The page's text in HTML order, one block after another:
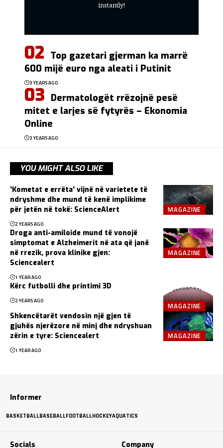
instantly!
Top gazetari gjerman ka marrë
600 mijë euro nga aleati i Putinit
3 YEARS AGO
Dermatologët rrëzojnë pesë
mitet e larjes së fytyrës – Ekonomia
Online
3 YEARS AGO
YOU MIGHT ALSO LIKE
MAGAZINE
'Kometat e errëta' vijnë në varietete të
ndryshme dhe mund të kenë implikime
për jetën në tokë: ScienceAlert
2 YEARS AGO
MAGAZINE
Droga anti-amiloide mund të vonojë
simptomat e Alzheimerit në ata që janë
në rrezik, prova klinike gjen:
Sciencealert
1 YEAR AGO
MAGAZINE
Kërc futbolli dhe printimi 3D
2 YEARS AGO
MAGAZINE
Shkencëtarët vendosin një gjen të
gjuhës njerëzore në minj dhe ndryshuan
zërin e tyre: Sciencealert
1 YEAR AGO
Informer
BASKETBALLBASEBALLFOOTBALLHOCKEYAQUATICS
Socials Company